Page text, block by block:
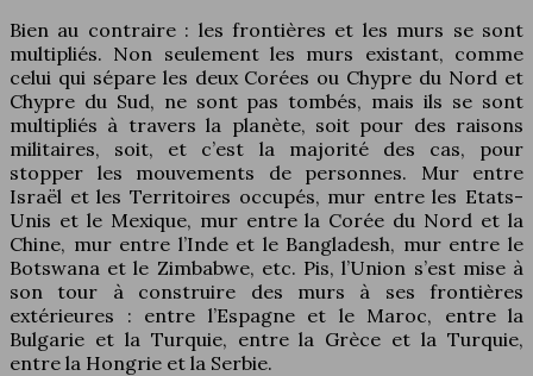
Bien au contraire : les frontières et les murs se sont
multipliés. Non seulement les murs existant, comme
celui qui sépare les deux Corées ou Chypre du Nord et
Chypre du Sud, ne sont pas tombés, mais ils se sont
multipliés à travers la planète, soit pour des raisons
militaires, soit, et c’est la majorité des cas, pour
stopper les mouvements de personnes. Mur entre
Israël et les Territoires occupés, mur entre les Etats-
Unis et le Mexique, mur entre la Corée du Nord et la
Chine, mur entre l’Inde et le Bangladesh, mur entre le
Botswana et le Zimbabwe, etc. Pis, l’Union s’est mise à
son tour à construire des murs à ses frontières
extérieures : entre l’Espagne et le Maroc, entre la
Bulgarie et la Turquie, entre la Grèce et la Turquie,
entre la Hongrie et la Serbie.